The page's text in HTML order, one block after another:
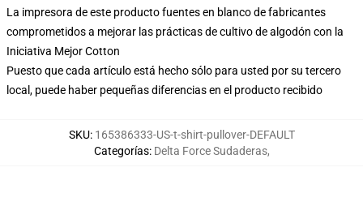
La impresora de este producto fuentes en blanco de fabricantes
comprometidos a mejorar las prácticas de cultivo de algodón con la
Iniciativa Mejor Cotton
Puesto que cada artículo está hecho sólo para usted por su tercero
local, puede haber pequeñas diferencias en el producto recibido
SKU: 165386333-US-t-shirt-pullover-DEFAULT
Categorías: Delta Force Sudaderas,